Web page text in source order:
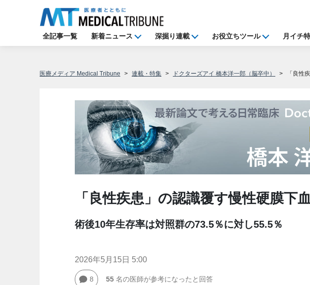
全記事一覧 新着ニュース 深掘り連載 お役立ちツール 月イチ
医療メディア Medical Tribune 連載・特集 ドクターズアイ 橋本洋一郎（脳卒中） 「良性
「良性疾患」の認識覆す慢性硬膜下
術後10年生存率は対照群の73.5％に対し55.5％
2026年5月15日 5:00
8 55名の医師が参考になったと回答